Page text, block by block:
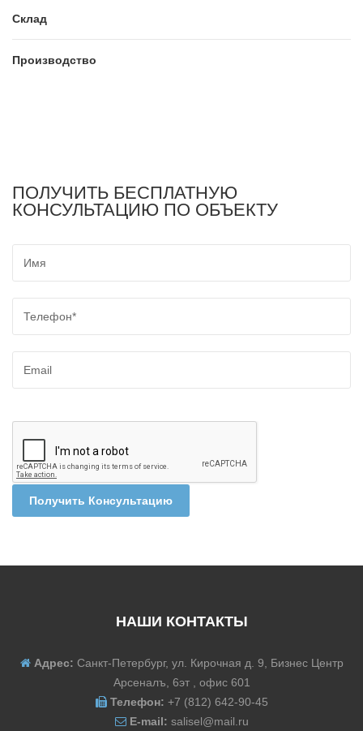
Склад
Производство
ПОЛУЧИТЬ БЕСПЛАТНУЮ
КОНСУЛЬТАЦИЮ ПО ОБЪЕКТУ
Получить Консультацию
НАШИ КОНТАКТЫ
Адрес: Санкт-Петербург, ул. Кирочная д. 9, Бизнес Центр
Арсеналъ, 6эт , офис 601
Телефон: +7 (812) 642-90-45
E-mail: salisel@mail.ru